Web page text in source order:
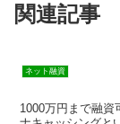
関連記事
ネット融資
1000万円まで融資